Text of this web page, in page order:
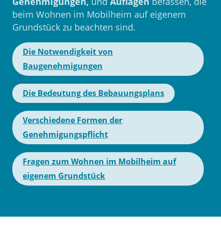
beim Wohnen im Mobilheim auf eigenem
Grundstück zu beachten sind.
Die Notwendigkeit von
Baugenehmigungen
Die Bedeutung des Bebauungsplans
Verschiedene Formen der
Genehmigungspflicht
Fragen zum Wohnen im Mobilheim auf
eigenem Grundstück